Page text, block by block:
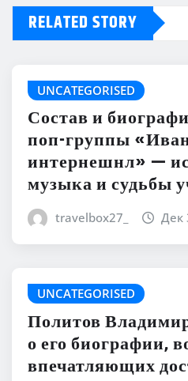
RELATED STORY
UNCATEGORISED
Состав и
поп-группы
интернешнл» —
музыка и судьбы
travelbox27_ Дек
UNCATEGORISED
Политов
о его биографии,
впечатляющих